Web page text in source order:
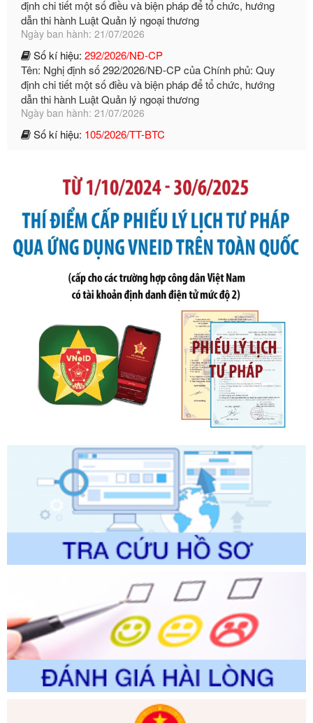
Số kí hiệu:292/2026/NĐ-CP
Tên: Nghị định số 292/2026/NĐ-CP của Chính phủ: Quy
định chi tiết một số điều và biện pháp để tổ chức, hướng
dẫn thi hành Luật Quản lý ngoại thương
Ngày ban hành: 21/07/2026
Số kí hiệu:105/2026/TT-BTC
Tên: Thông tư số 105/2026/TT-BTC của Bộ Tài chính: Bãi
bỏ Thông tư số 87/2019/TT- BТC ngày 19 tháng 12 năm
2019 của Bộ trưởng Bộ Tài chính hướng dẫn thực hiện xử
Số kí hiệu:291/2026/NĐ-CP
Tên: Nghị định số 291/2026/NĐ-CP của Chính phủ: Sửa
đổi, bổ sung một số điều của Nghị định số 125/2020/NĐ-СР
ngày 19 tháng 10 năm 2020 của Chính phủ quy định xử
phạt vi phạm hành chính về thuế, hóa đơn được sửa đổi, bổ
sung bởi Nghị định số 102/2021/NĐ-CP
Ngày ban hành: 20/07/2026
Số kí hiệu:2303/QĐ-UBND
Tên: Quyết định công bố Danh mục thủ tục hành chính mới
ban hành, được sửa đổi, bổ sung, bị bãi bỏ và phê duyệt
Quy trình nội bộ, quy trình điện tử giải quyết thủ tục hành
chính trong một số lĩnh vực thuộc phạm vi chức năng quản
lý của Sở Văn hóa, Thể tha
Ngày ban hành: 01/06/2026
Số kí hiệu:2304/QĐ-UBND
Tên: Quyết định công bố Danh mục thủ tục hành chính
được sửa đổi, bổ sung và phê duyệt Quy trình nội bộ, quy
trình điện tử giải quyết thủ tục hành chính trong lĩnh vực Du
lịch thuộc phạm vi chức năng quản lý của Sở Văn hóa, Thể
thao và Du lịch
Ngày ban hành: 01/06/2026
Số kí hiệu:2310/QĐ-UBND
Tên: Về việc công bố Danh mục thủ tục hành chính sửa
đổi, bổ sung và phê duyệt Quy trình nội bộ, quy trình điện tử
trong giải quyết thủtục hành chính lĩnh vực biến đổi khí hậu
thuộc phạm vi giải quyết của Sở Nông nghiệp và Môi
Ngày ban hành: 01/06/2026
Số kí hiệu:2300/QĐ-UBND
Tên: V/v công bố danh mục thủ tục hành chính được sửa
đổi, bổ sung và phê duyệt quy trình nội bộ, quy trình điện tử
giải quyết thủ tục hành chính trong lĩnh vực Luật sư thuộc
phạm vi chức năng quản lý của Sở Tư pháp
Ngày ban hành: 01/06/2026
351/2025/NĐ-CP